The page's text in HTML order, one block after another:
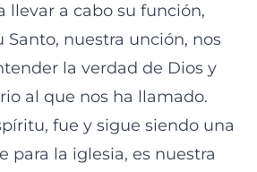
llevar a cabo su función,
Santo, nuestra unción, nos
la verdad de Dios y
al que nos ha llamado.
fue y sigue siendo una
para la iglesia, es nuestra